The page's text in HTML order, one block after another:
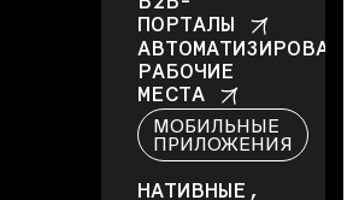
ПОРТАЛЫ
РАБОЧИЕ
МЕСТА
МОБИЛЬНЫЕ
ПРИЛОЖЕНИЯ
НАТИВНЫЕ,